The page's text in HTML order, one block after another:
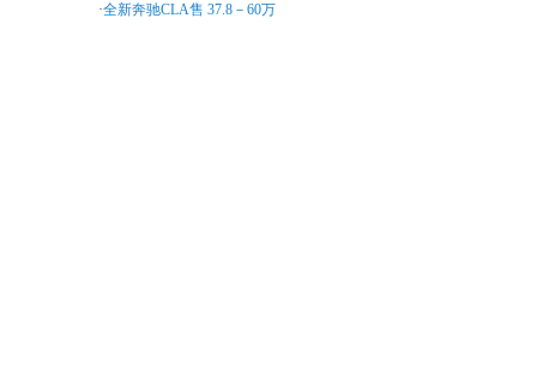
·全新奔驰CLA售 37.8－60万